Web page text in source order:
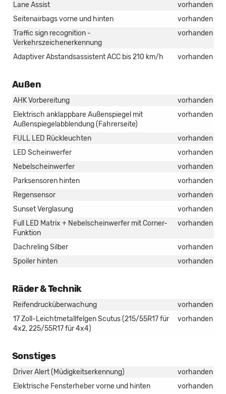
Lane Assist
vorhanden
Seitenairbags vorne und hinten
vorhanden
Traffic sign recognition -
Verkehrszeichenerkennung
vorhanden
Adaptiver Abstandsassistent ACC bis 210 km/h vorhanden
Außen
AHK Vorbereitung
vorhanden
Elektrisch anklappbare Außenspiegel mit
Außenspiegelabblendung (Fahrerseite)
vorhanden
FULL LED Rückleuchten
vorhanden
LED Scheinwerfer
vorhanden
Nebelscheinwerfer
vorhanden
Parksensoren hinten
vorhanden
Regensensor
vorhanden
Sunset Verglasung
vorhanden
Full LED Matrix + Nebelscheinwerfer mit Corner-
Funktion
vorhanden
Dachreling Silber
vorhanden
Spoiler hinten
vorhanden
Räder & Technik
Reifendrucküberwachung
vorhanden
17 Zoll-Leichtmetallfelgen Scutus (215/55R17 für
4x2, 225/55R17 für 4x4)
vorhanden
Sonstiges
Driver Alert (Müdigkeitserkennung)
vorhanden
Elektrische Fensterheber vorne und hinten
vorhanden